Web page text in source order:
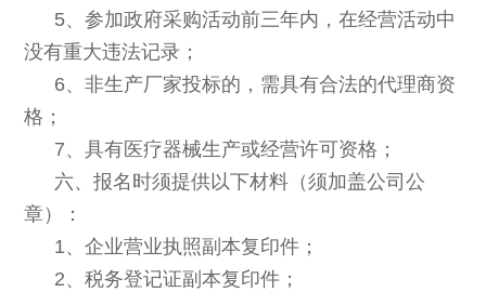
5、参加政府采购活动前三年内，在经营活动中
没有重大违法记录；
6、非生产厂家投标的，需具有合法的代理商资
格；
7、具有医疗器械生产或经营许可资格；
六、报名时须提供以下材料（须加盖公司公
章）：
1、企业营业执照副本复印件；
2、税务登记证副本复印件；